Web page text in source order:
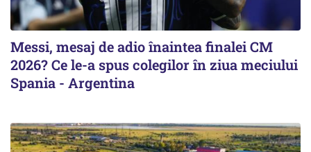
Messi, mesaj de adio înaintea finalei CM
2026? Ce le-a spus colegilor în ziua meciului
Spania - Argentina